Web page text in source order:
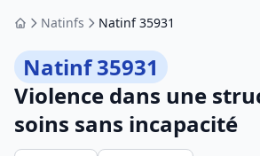
AccueilNatinfs Natinf 35931
Natinf 35931
Violence dans une
soins sans incapacité